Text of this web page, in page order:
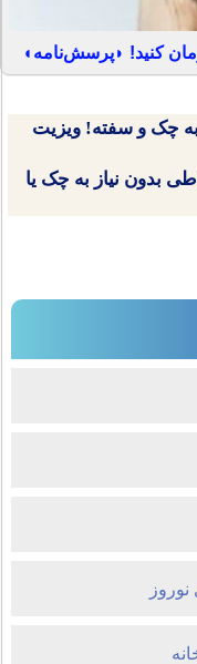
کنید! ◗پرسش‌نامه◖
به چک و سفته! ویزیت
بدون نیاز به چک یا